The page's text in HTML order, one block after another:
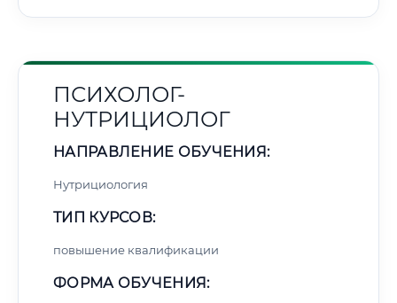
ПСИХОЛОГ-
НУТРИЦИОЛОГ
НАПРАВЛЕНИЕ ОБУЧЕНИЯ:
Нутрициология
ТИП КУРСОВ:
повышение квалификации
ФОРМА ОБУЧЕНИЯ: